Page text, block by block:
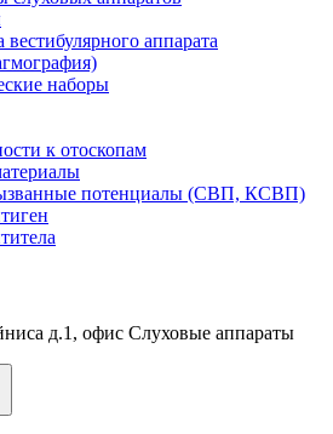
аппарата
наборы
к отоскопам
потенциалы (СВП, КСВП)
д.1, офис Слуховые аппараты